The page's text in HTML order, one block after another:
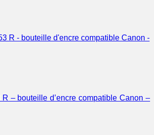
– bouteille d’encre compatible Canon –